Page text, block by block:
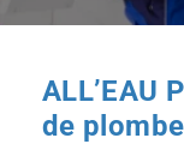
ALL’EAU
de